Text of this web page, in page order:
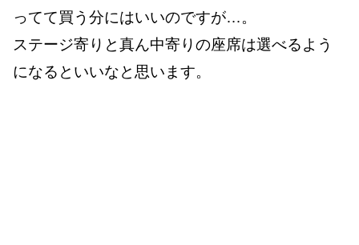
ってて買う分にはいいのですが…。
ステージ寄りと真ん中寄りの座席は選べるよう
になるといいなと思います。